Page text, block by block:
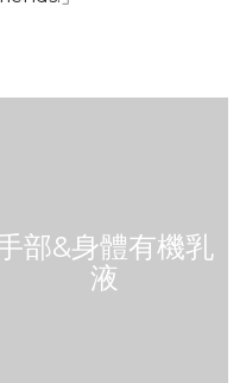
部&身體有機乳
液